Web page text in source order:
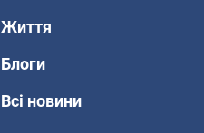
Життя
Блоги
Всі новини